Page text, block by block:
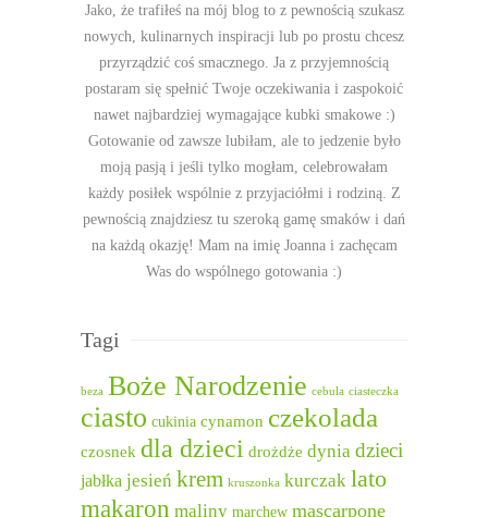
Jako, że trafiłeś na mój blog to z pewnością szukasz
nowych, kulinarnych inspiracji lub po prostu chcesz
przyrządzić coś smacznego. Ja z przyjemnością
postaram się spełnić Twoje oczekiwania i zaspokoić
nawet najbardziej wymagające kubki smakowe :)
Gotowanie od zawsze lubiłam, ale to jedzenie było
moją pasją i jeśli tylko mogłam, celebrowałam
każdy posiłek wspólnie z przyjaciółmi i rodziną. Z
pewnością znajdziesz tu szeroką gamę smaków i dań
na każdą okazję! Mam na imię Joanna i zachęcam
Was do wspólnego gotowania :)
Tagi
beza Boże Narodzenie cebula ciasteczka
ciasto cukinia cynamon czekolada
czosnek dla dzieci drożdże dynia dzieci
jabłka jesień krem kruszonka kurczak lato
makaron maliny marchew mascarpone